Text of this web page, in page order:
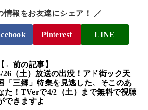
情報をお友達にシェア！ ／
Pinterest LINE
【←前の記事】
26（土）放送の出没！アド街ック天
「三郷」特集を見逃した、そこのあ
た！TVerで4/2（土）まで無料で視聴
できますよ